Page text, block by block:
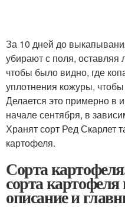
За 10 дней до
убирают с поля,
чтобы было видно, где
уплотнения кожуры,
Делается это примерно в
начале сентября, в
Хранят сорт Ред Скарлет
картофеля.
Сорта
сорта картофеля
описание и